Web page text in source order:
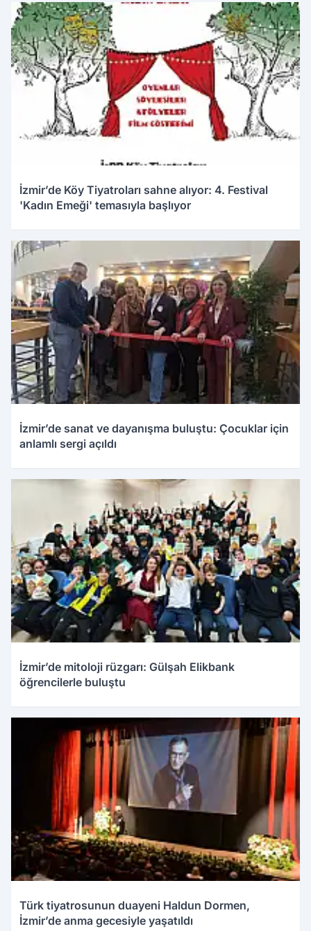
İzmir’de Köy Tiyatroları sahne alıyor: 4. Festival
'Kadın Emeği' temasıyla başlıyor
İzmir’de sanat ve dayanışma buluştu: Çocuklar için
anlamlı sergi açıldı
İzmir’de mitoloji rüzgarı: Gülşah Elikbank
öğrencilerle buluştu
Türk tiyatrosunun duayeni Haldun Dormen,
İzmir’de anma gecesiyle yaşatıldı